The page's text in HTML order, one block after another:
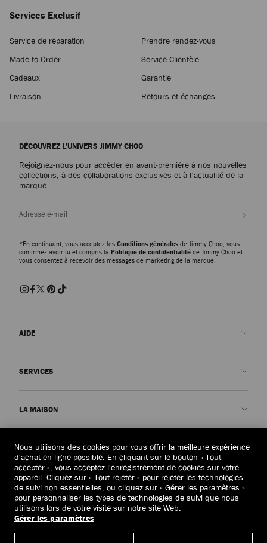
Services Exclusif
Service de réparation
Prendre rendez-vous
Made-to-Order
Service Clientèle
Cadeaux
Garantie
Livraison
Retours et échanges
DÉCOUVREZ L’UNIVERS JIMMY CHOO
Rejoignez-nous pour accéder en avant-première à nos nouvelles
collections, à des collaborations exclusives et à l’actualité de la
marque.
*En continuant, vous acceptez les Conditions générales de Jimmy Choo, vous
confirmez avoir lu et compris la Politique de confidentialité de Jimmy Choo et
vous consentez à recevoir des messages de marketing de la marque.
AIDE
Livraison
Retours et échanges
Annuler la commande
SERVICES
Garantie
LA MAISON
Notre Histoire
JC World
Notre Impact
Responsabilité
Savoir-faire
JURIDIQUE
Politique de confidentialité
Conditions générales
Droit à l’oubli
Formulaire de demande d’accès
France (€)
Nous utilisons des cookies pour vous offrir la meilleure expérience
d'achat en ligne possible. En cliquant sur le bouton « Tout
accepter », vous acceptez l'enregistrement de cookies sur votre
appareil. Cliquez sur « Tout rejeter » pour rejeter les technologies
de suivi non essentielles, ou cliquez sur « Gérer les paramètres »
pour personnaliser les types de technologies de suivi que nous
utilisons lors de votre visite sur notre site Web.
Gérer les paramètres